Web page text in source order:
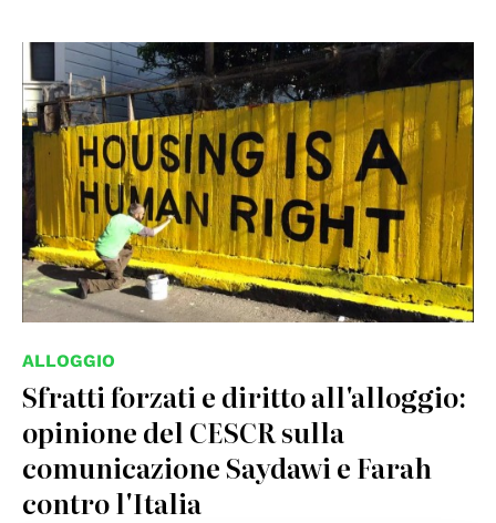
© Christopher Statton and Megan Wilson, 2015, Creative
Commons Attribution-Share Alike 4.0 International
ALLOGGIO
Sfratti forzati e diritto all'alloggio:
opinione del CESCR sulla
comunicazione Saydawi e Farah
contro l'Italia